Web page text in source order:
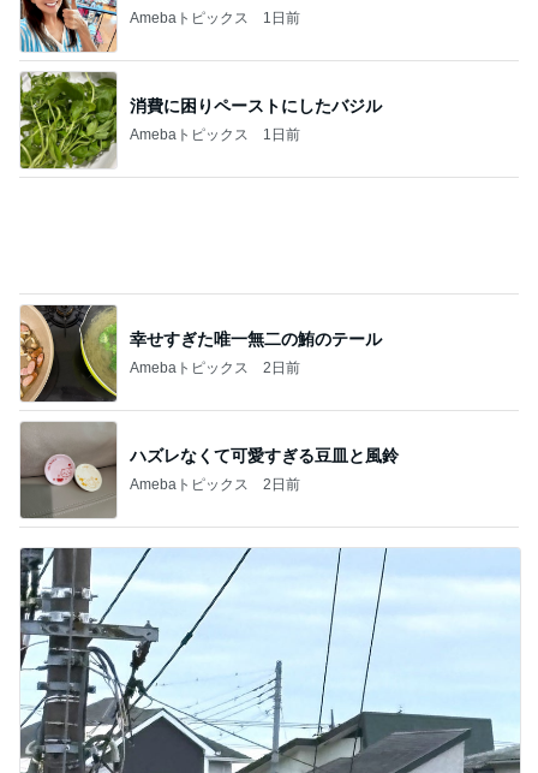
Amebaトピックス 1日前
消費に困りペーストにしたバジル
Amebaトピックス 1日前
ハズレなくて可愛すぎる豆皿と風鈴
Amebaトピックス 2日前
友人が朝に見た電線上の野生動物
Amebaトピックス 12時間前